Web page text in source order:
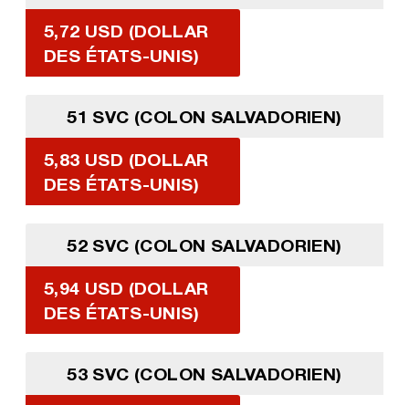
5,72 USD (DOLLAR
DES ÉTATS-UNIS)
51 SVC (COLON SALVADORIEN)
5,83 USD (DOLLAR
DES ÉTATS-UNIS)
52 SVC (COLON SALVADORIEN)
5,94 USD (DOLLAR
DES ÉTATS-UNIS)
53 SVC (COLON SALVADORIEN)